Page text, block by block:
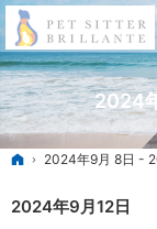
2024
ホーム
2024年9月 8日 -
2024年9月12日